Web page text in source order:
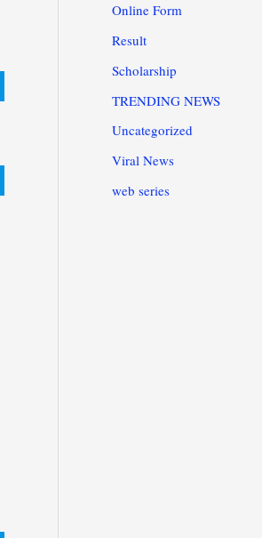
Online Form
Result
Scholarship
TRENDING NEWS
Uncategorized
Viral News
web series